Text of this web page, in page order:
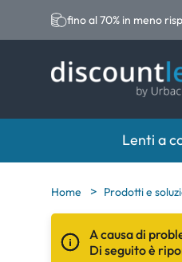
fino al 70% in meno
Lenti a
Marche
Biotrue
Home Prodotti e
A causa di
Di seguito è